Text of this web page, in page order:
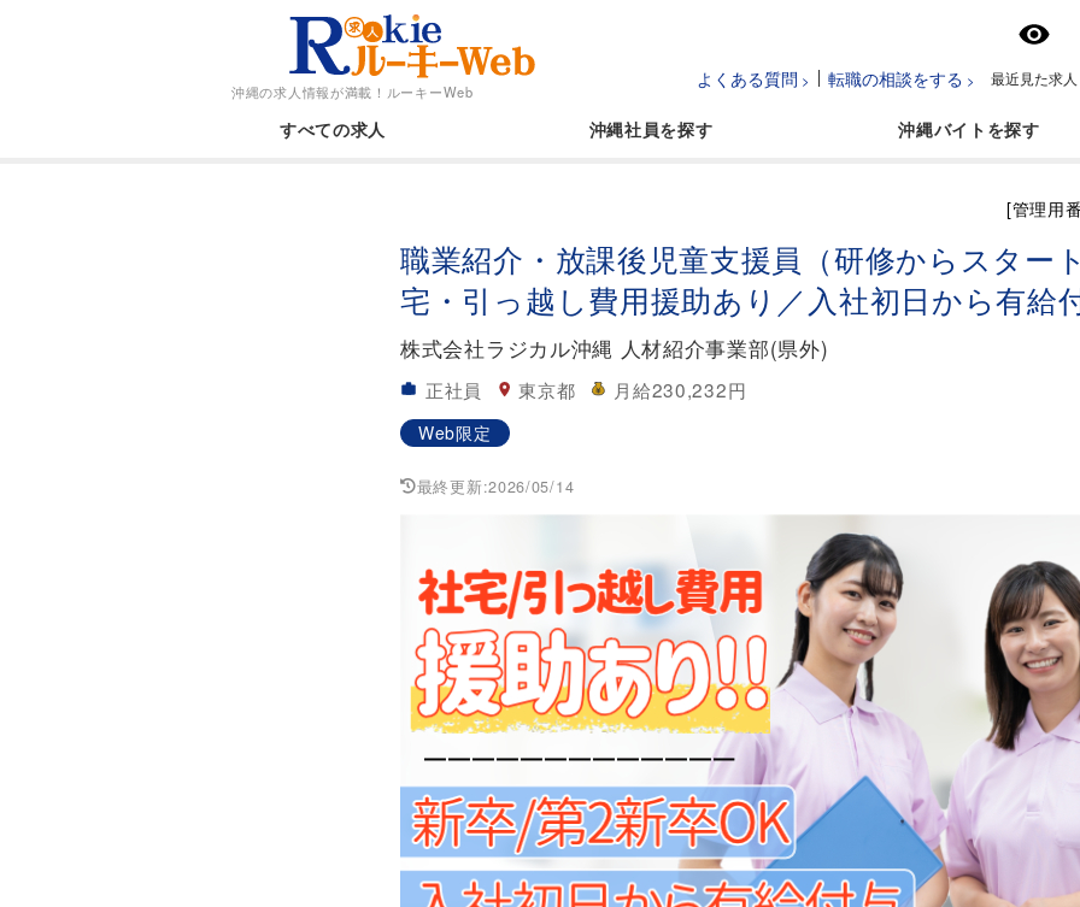
沖縄の求人情報が満載！ ルーキーWeb
よくある質問 転職の相談をする 最近見た求人
すべての求人 沖縄社員 沖縄バイト
[管理用
職業紹介・放課後児童支援員（研修からスター
宅・引っ越し費用援助あり／入社初日から有給付
株式会社ラジカル沖縄 人材紹介事業部(県外)
正社員 東京都 月給230,232円
Web限定
最終更新:2026/05/14